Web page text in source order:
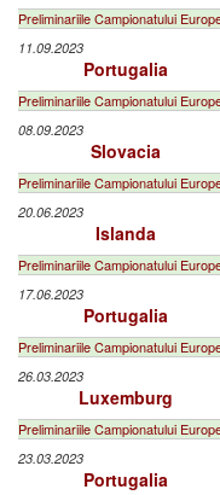
Preliminariile Campionatului
11.09.2023
Portugalia
Preliminariile Campionatului
08.09.2023
Slovacia
Preliminariile Campionatului
20.06.2023
Islanda
Preliminariile Campionatului
17.06.2023
Portugalia
Preliminariile Campionatului
26.03.2023
Luxemburg
Preliminariile Campionatului
23.03.2023
Portugalia